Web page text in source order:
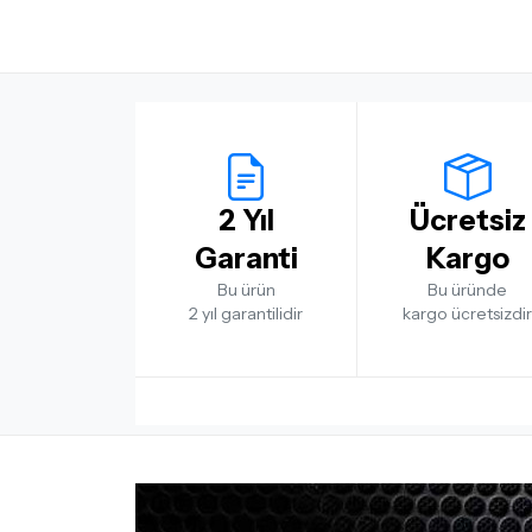
2 Yıl
Garanti
Bu ürün
2 yıl garantilidir
Ücretsiz
Kargo
Bu üründe
kargo ücretsizdir